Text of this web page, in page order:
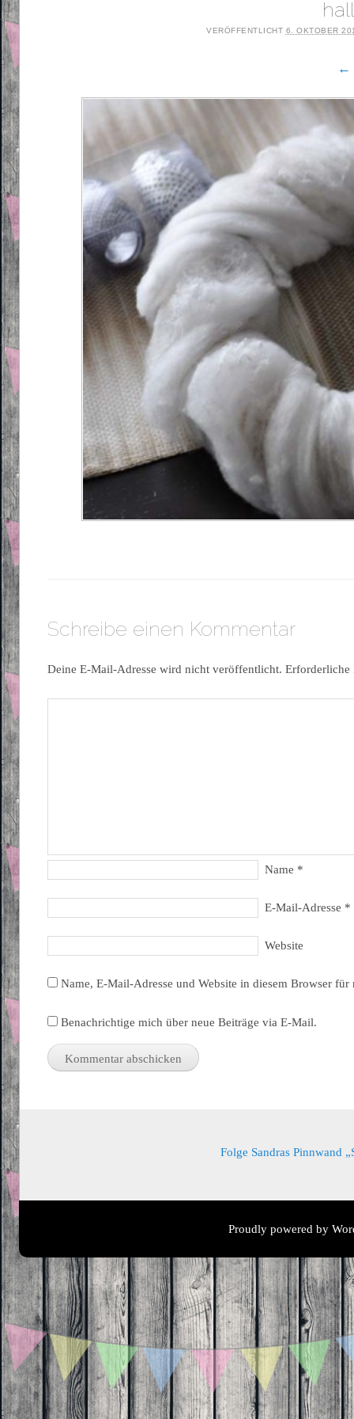
VERÖFFENTLICHT 6. OKTOBER
←
Schreibe einen Kommentar
Deine E-Mail-Adresse wird nicht veröffentlicht.
Name *
E-Mail-Adresse *
Website
Name, E-Mail-Adresse und Website in diesem Browser
Benachrichtige mich über neue Beiträge via E-Mail.
Folge Sandras Pinnwand
Proudly powered by